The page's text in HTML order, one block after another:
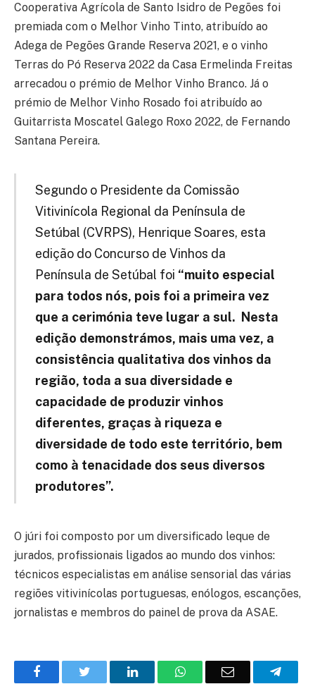
Cooperativa Agrícola de Santo Isidro de Pegões foi
premiada com o Melhor Vinho Tinto, atribuído ao
Adega de Pegões Grande Reserva 2021, e o vinho
Terras do Pó Reserva 2022 da Casa Ermelinda Freitas
arrecadou o prémio de Melhor Vinho Branco. Já o
prémio de Melhor Vinho Rosado foi atribuído ao
Guitarrista Moscatel Galego Roxo 2022, de Fernando
Santana Pereira.
Segundo o Presidente da Comissão
Vitivinícola Regional da Península de
Setúbal (CVRPS), Henrique Soares, esta
edição do Concurso de Vinhos da
Península de Setúbal foi “muito especial
para todos nós, pois foi a primeira vez
que a cerimónia teve lugar a sul. Nesta
edição demonstrámos, mais uma vez, a
consistência qualitativa dos vinhos da
região, toda a sua diversidade e
capacidade de produzir vinhos
diferentes, graças à riqueza e
diversidade de todo este território, bem
como à tenacidade dos seus diversos
produtores”.
O júri foi composto por um diversificado leque de
jurados, profissionais ligados ao mundo dos vinhos:
técnicos especialistas em análise sensorial das várias
regiões vitivinícolas portuguesas, enólogos, escanções,
jornalistas e membros do painel de prova da ASAE.
FacebookTwitter
O
WhatsAppE-